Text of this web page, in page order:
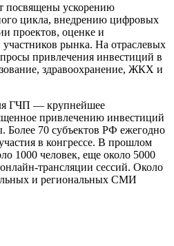
посвящены ускорению
цикла, внедрению цифровых
проектов, оценке и
рынка. На отраслевых
привлечения инвестиций в
здравоохранение, ЖКХ и
ГЧП — крупнейшее
привлечению инвестиций
Более 70 субъектов РФ ежегодно
в конгрессе. В прошлом
1000 человек, еще около 5000
трансляции сессий. Около
и региональных СМИ